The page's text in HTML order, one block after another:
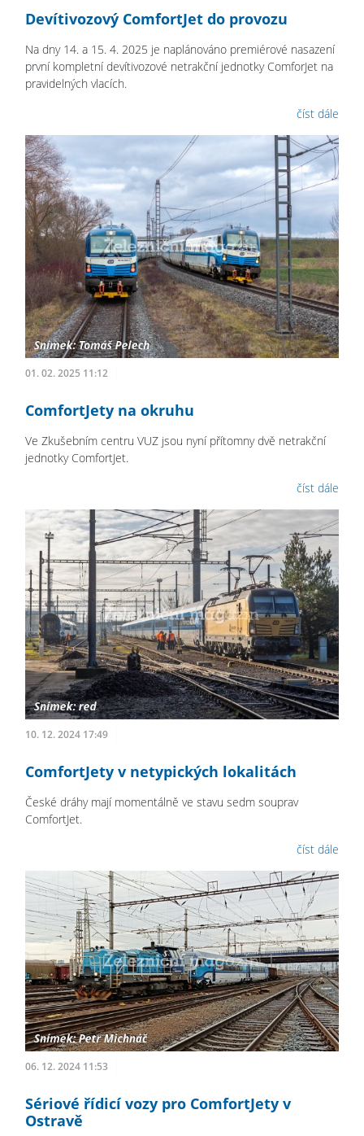
Devítivozový ComfortJet do provozu
Na dny 14. a 15. 4. 2025 je naplánováno premiérové nasazení
první kompletní devítivozové netrakční jednotky ComforJet na
pravidelných vlacích.
číst dále
01. 02. 2025 11:12
ComfortJety na okruhu
Ve Zkušebním centru VUZ jsou nyní přítomny dvě netrakční
jednotky ComfortJet.
číst dále
10. 12. 2024 17:49
ComfortJety v netypických lokalitách
České dráhy mají momentálně ve stavu sedm souprav
ComfortJet.
číst dále
06. 12. 2024 11:53
Sériové řídicí vozy pro ComfortJety v
Ostravě